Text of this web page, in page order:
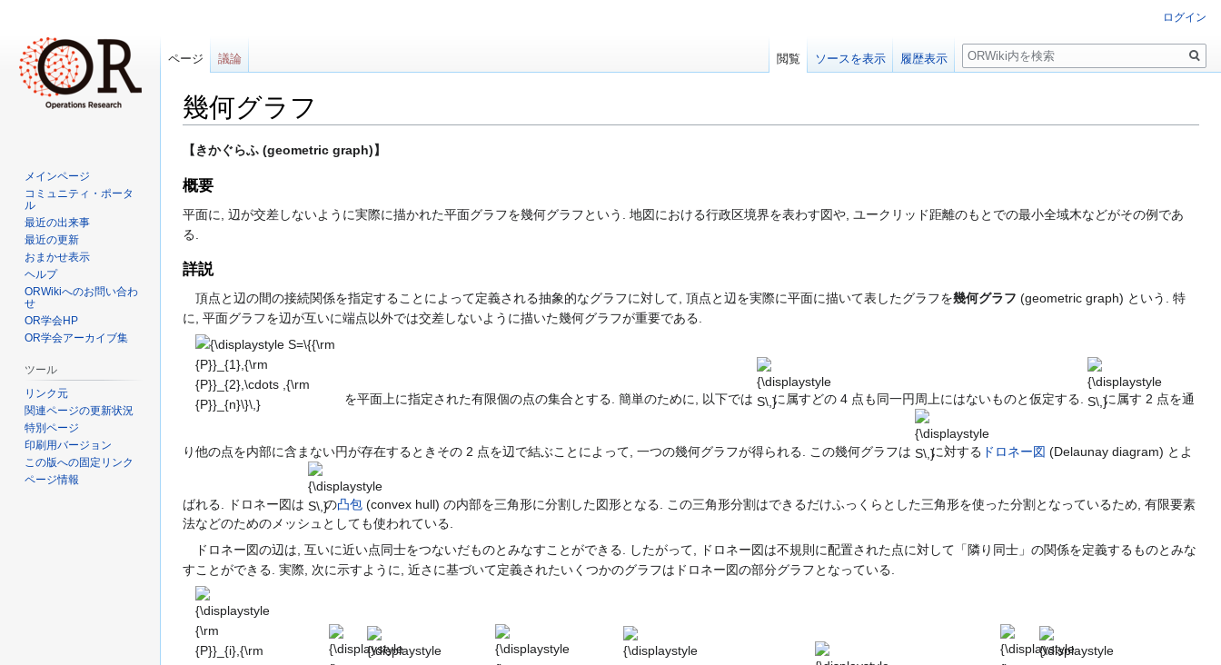
幾何グラフ
ナ
ゲ
ー
シ
ン
動
検
に
移
動
【きかぐらふ (geometric graph)】
概要
平面に, 辺が交差しないように実際に描かれた平面グラフを幾何グラフという. 地図における行政区境界を表わす図や, ユークリッド距離のもとでの最小全域木などがその例であ
る.
詳説
頂点と辺の間の接続関係を指定することによって定義される抽象的なグラフに対して, 頂点と辺を実際に平面に描いて表したグラフを幾何グラフ (geometric graph) という. 特
に, 平面グラフを辺が互いに端点以外では交差しないように描いた幾何グラフが重要である.
{\displaystyle
S=\{{\rm
{P}}_{1},{\rm
{P}}_{2},\cdots
{P}}_{n}\}\,}
を平面上に指定された有限個の点の集合とする. 簡単のために, 以下では
S\,}
に属すどの 4 点も同一円周上にはないものと仮定する.
S\,}
に属す 2 点を通
り他の点を内部に含まない円が存在するときその 2 点を辺で結ぶことによって, 一つの幾何グラフが得られる. この幾何グラフは
{\displaystyle
S\,}
に対する ドロネー図 (Delaunay diagram) とよ
ばれる. ドロネー図は
{\displaystyle
S\,}
の凸包 (convex hull) の内部を三角形に分割した図形となる. この三角形分割はできるだけふっくらとした三角形を使った分割となっているため, 有限要素
法などのためのメッシュとしても使われている.
ドロネー図の辺は, 互いに近い点同士をつないだものとみなすことができる. したがって, ドロネー図は不規則に配置された点に対して「隣り同士」の関係を定義するものとみな
すことができる. 実際, 次に示すように, 近さに基づいて定義されたいくつかのグラフはドロネー図の部分グラフとなっている.
{\displaystyle
{\rm {P}}_{i},
{\rm
{P}}_{j}\in
{P}}_{i}\,}{P}}_{j}\,}
{P}}_{i}\,}
{P}}_{j}\,}
{P}}_{i}\,}{P}}_{j}\,}
ログイン
ページ 議論 閲覧 ソースを表示 履歴表示
検
索
メインページ
コミュニティ・ポータ
ル
最近の出来事
最近の更新
おまかせ表示
ヘルプ
ORWikiへのお問い合わ
せ
OR学会HP
OR学会アーカイブ集
ツール
リンク元
関連ページの更新状況
特別ページ
印刷用バージョン
この版への固定リンク
ページ情報